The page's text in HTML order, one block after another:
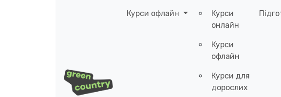
Курси офлайн
Курси
онлайн
Курси
офлайн
Курси для
дорослих